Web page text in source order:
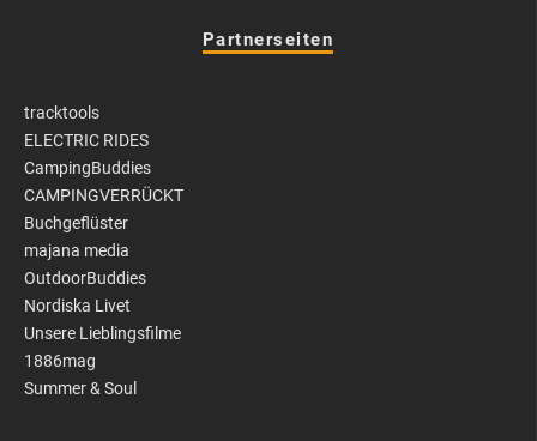
Partnerseiten
tracktools
ELECTRIC RIDES
CampingBuddies
CAMPINGVERRÜCKT
Buchgeflüster
majana media
OutdoorBuddies
Nordiska Livet
Unsere Lieblingsfilme
1886mag
Summer & Soul